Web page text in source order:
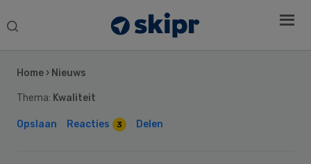
Search
Home › Nieuws
Thema: Kwaliteit
Opslaan Reacties 3 Delen
Sidebar